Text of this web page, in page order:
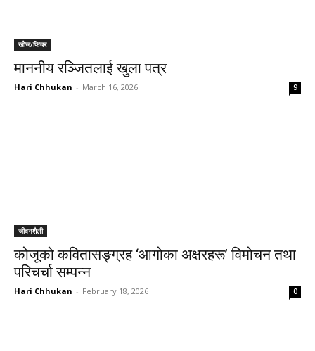
खोेज/फिचर
माननीय रञ्जितलाई खुला पत्र
Hari Chhukan - March 16, 2026 9
जीवनशैली
कोजूको कवितासङ्ग्रह ‘आगोका अक्षरहरू’ विमोचन तथा
परिचर्चा सम्पन्न
Hari Chhukan - February 18, 2026 0